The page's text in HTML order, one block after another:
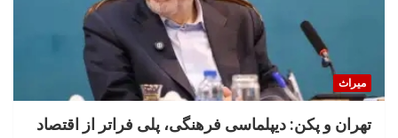
میراث
تهران و پکن: دیپلماسی فرهنگی، پلی فراتر از اقتصاد